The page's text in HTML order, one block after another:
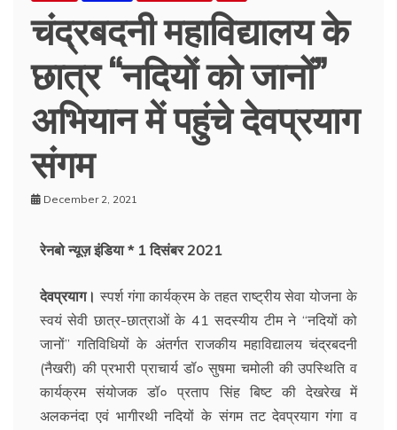
चंद्रबदनी महाविद्यालय के
छात्र “नदियों को जानों”
अभियान में पहुंचे देवप्रयाग
संगम
December 2, 2021
रेनबो न्यूज़ इंडिया * 1 दिसंबर 2021
देवप्रयाग। स्पर्श गंगा कार्यक्रम के तहत राष्ट्रीय सेवा योजना के
स्वयं सेवी छात्र-छात्राओं के 41 सदस्यीय टीम ने “नदियों को
जानों” गतिविधियों के अंतर्गत राजकीय महाविद्यालय चंद्रबदनी
(नैखरी) की प्रभारी प्राचार्य डॉ० सुषमा चमोली की उपस्थिति व
कार्यक्रम संयोजक डॉ० प्रताप सिंह बिष्ट की देखरेख में
अलकनंदा एवं भागीरथी नदियों के संगम तट देवप्रयाग गंगा व